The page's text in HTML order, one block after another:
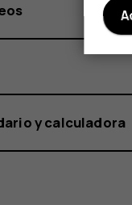
y calculadora